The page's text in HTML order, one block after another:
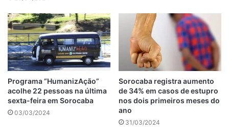
Programa “HumanizAção”
acolhe 22 pessoas na última
sexta-feira em Sorocaba
03/03/2024
Sorocaba registra aumento
de 34% em casos de estupro
nos dois primeiros meses do
ano
31/03/2024